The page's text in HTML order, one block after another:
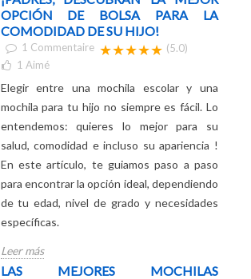
Leer más
¡PADRES, DESCUBRAN LA MEJOR
OPCIÓN DE BOLSA PARA LA
COMODIDAD DE SU HIJO!
1 Commentaire ★★★★★ (5.0)
1Aimé
Elegir entre una mochila escolar y una
mochila para tu hijo no siempre es fácil. Lo
entendemos: quieres lo mejor para su
salud, comodidad e incluso su apariencia !
En este artículo, te guiamos paso a paso
para encontrar la opción ideal, dependiendo
de tu edad, nivel de grado y necesidades
específicas.